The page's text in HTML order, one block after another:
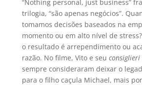
“Nothing personal, just business”
trilogia, “são apenas negócios”.
tomamos decisões baseados na
momento ou em alto nível de
o resultado é arrependimento ou
razão. No filme, Vito e seu consiglieri
sempre consideraram deixar o
para o filho caçula Michael, mais